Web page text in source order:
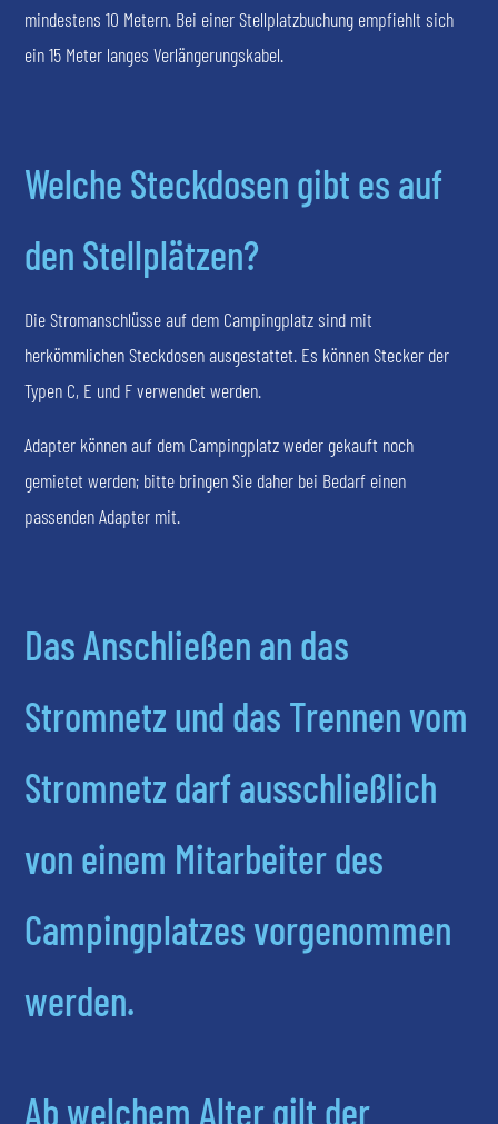
mindestens 10 Metern. Bei einer Stellplatzbuchung empfiehlt sich
ein 15 Meter langes Verlängerungskabel.
Welche Steckdosen gibt es auf
den Stellplätzen?
Die Stromanschlüsse auf dem Campingplatz sind mit
herkömmlichen Steckdosen ausgestattet. Es können Stecker der
Typen C, E und F verwendet werden.
Adapter können auf dem Campingplatz weder gekauft noch
gemietet werden; bitte bringen Sie daher bei Bedarf einen
passenden Adapter mit.
Das Anschließen an das
Stromnetz und das Trennen vom
Stromnetz darf ausschließlich
von einem Mitarbeiter des
Campingplatzes vorgenommen
werden.
Ab welchem Alter gilt der